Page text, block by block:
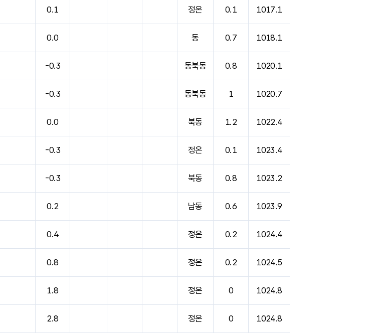
0.1 정온 0.1 1017.1
0.0 동 0.7 1018.1
-0.3 동북동 0.8 1020.1
-0.3 동북동 1 1020.7
0.0 북동 1.2 1022.4
-0.3 정온 0.1 1023.4
-0.3 북동 0.8 1023.2
0.2 남동 0.6 1023.9
0.4 정온 0.2 1024.4
0.8 정온 0.2 1024.5
1.8 정온 0 1024.8
2.8 정온 0 1024.8